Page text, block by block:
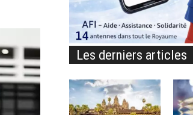
Les derniers articles